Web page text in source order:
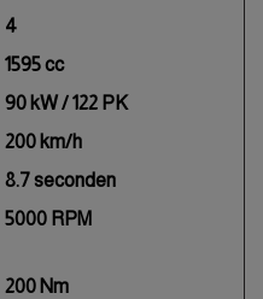
4
1595 cc
90 kW / 122 PK
200 km/h
8.7 seconden
5000 RPM
200 Nm